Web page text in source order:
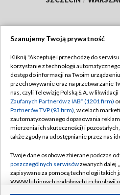
TVP
Abonament TVP
Emisja w TVP
Centrum informacji TVP
Naziemna Telewizja Cyfrowa
Rada Programowa
System NOS
Polityka
Moje
Szanujemy Twoją prywatność
Kliknij "Akceptuję i przechodzę do
korzystanie z technologii
dostęp do informacji na Twoim
przechowywanie oraz na przetwarzanie
nas, czyli Telewizję Polską S.A. w
Zaufanych Partnerów z IAB* (1201 firm)
Partnerów TVP (93 firm), w celach
zautomatyzowanego dopasowania
mierzenia ich skuteczności) i
także zgody na udostępnianie przez nas
Twoje dane osobowe zbierane podczas
poszczególnych serwisówzwanych dalej
zapisywane za pomocą technologii takich
WWW lub innych podobnych technologii